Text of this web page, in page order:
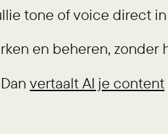
tone of voice direct
en beheren, zonder
vertaalt AI je content